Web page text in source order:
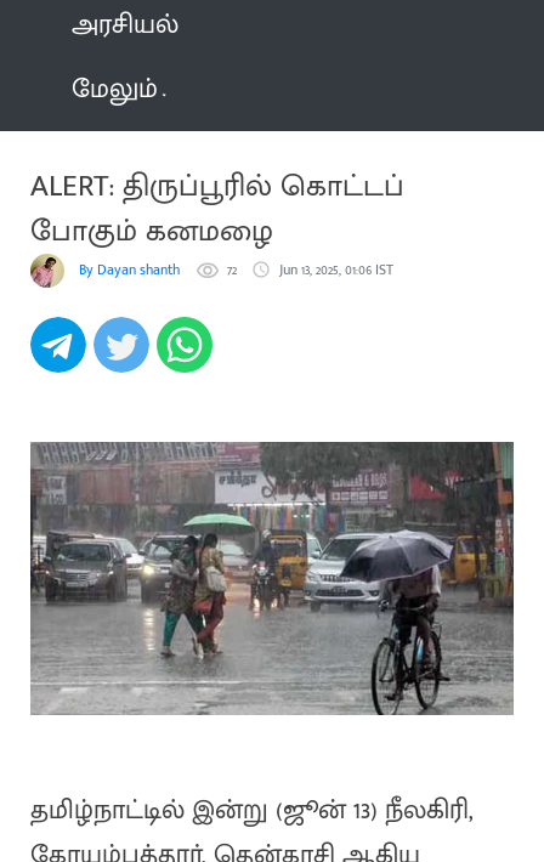
அரசியல்
மேலும்
ALERT: திருப்பூரில் கொட்டப்
போகும் கனமழை
By Dayan shanth 72 Jun 13, 2025, 01:06 IST
தமிழ்நாட்டில் இன்று (ஜூன் 13) நீலகிரி,